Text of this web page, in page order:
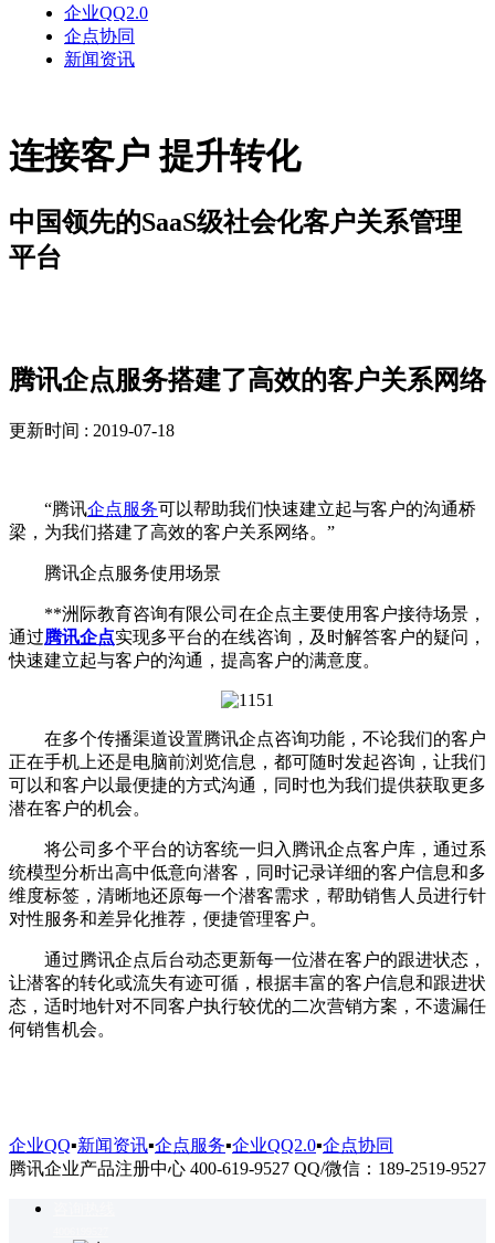
企业QQ2.0
企点协同
新闻资讯
连接客户 提升转化
中国领先的SaaS级社会化客户关系管理
平台
腾讯企点服务搭建了高效的客户关系网络
更新时间 : 2019-07-18
“腾讯企点服务可以帮助我们快速建立起与客户的沟通桥
梁，为我们搭建了高效的客户关系网络。”
腾讯企点服务使用场景
**洲际教育咨询有限公司在企点主要使用客户接待场景，
通过腾讯企点实现多平台的在线咨询，及时解答客户的疑问，
快速建立起与客户的沟通，提高客户的满意度。
在多个传播渠道设置腾讯企点咨询功能，不论我们的客户
正在手机上还是电脑前浏览信息，都可随时发起咨询，让我们
可以和客户以最便捷的方式沟通，同时也为我们提供获取更多
潜在客户的机会。
将公司多个平台的访客统一归入腾讯企点客户库，通过系
统模型分析出高中低意向潜客，同时记录详细的客户信息和多
维度标签，清晰地还原每一个潜客需求，帮助销售人员进行针
对性服务和差异化推荐，便捷管理客户。
通过腾讯企点后台动态更新每一位潜在客户的跟进状态，
让潜客的转化或流失有迹可循，根据丰富的客户信息和跟进状
态，适时地针对不同客户执行较优的二次营销方案，不遗漏任
何销售机会。
企业QQ▪新闻资讯▪企点服务▪企业QQ2.0▪企点协同
腾讯企业产品注册中心 400-619-9527 QQ/微信：189-2519-9527